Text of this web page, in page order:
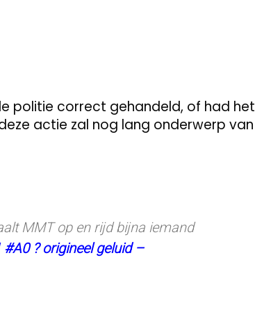
politie correct gehandeld, of had het
actie zal nog lang onderwerp van
MMT op en rijd bijna iemand
#A0 ? origineel geluid –